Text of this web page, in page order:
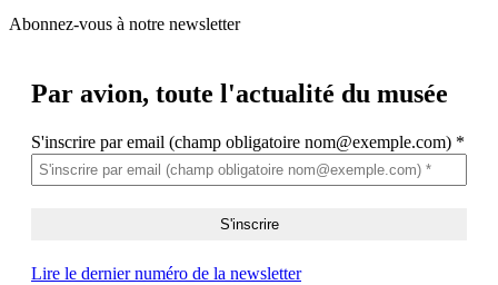
Abonnez-vous à notre newsletter
Par avion, toute l'actualité du musée
S'inscrire par email (champ obligatoire nom@exemple.com) *
Lire le dernier numéro de la newsletter